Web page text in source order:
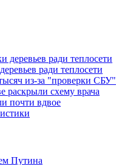
ради теплосети
из-за "проверки СБУ"
раскрыли схему врача
почти вдвое